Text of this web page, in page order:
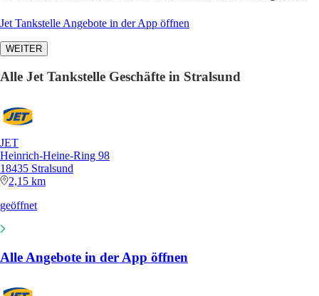
Jet Tankstelle Angebote in der App öffnen
WEITER
Alle Jet Tankstelle Geschäfte in Stralsund
JET
Heinrich-Heine-Ring 98
18435 Stralsund
2,15 km
geöffnet
Alle Angebote in der App öffnen